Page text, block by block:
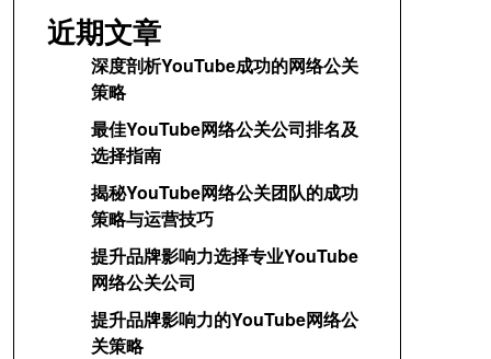
近期文章
深度剖析YouTube成功的网络公关
策略
最佳YouTube网络公关公司排名及
选择指南
揭秘YouTube网络公关团队的成功
策略与运营技巧
提升品牌影响力选择专业YouTube
网络公关公司
提升品牌影响力的YouTube网络公
关策略